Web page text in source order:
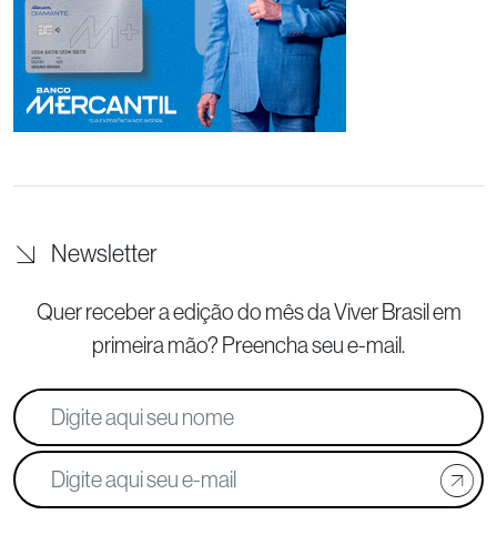
Newsletter
Quer receber a edição do mês da Viver Brasil em
primeira mão? Preencha seu e-mail.